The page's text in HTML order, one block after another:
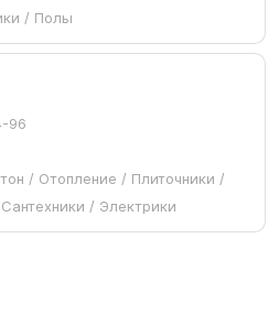
/ Полы
96
/ Отопление / Плиточники /
/ Электрики